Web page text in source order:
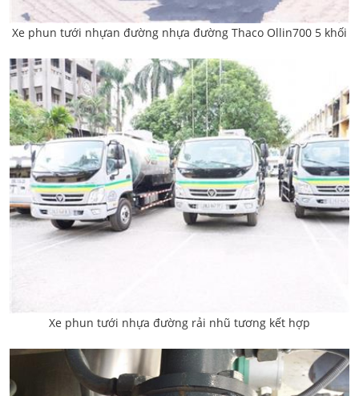
Xe phun tưới nhựan đường nhựa đường Thaco Ollin700 5 khối
Xe phun tưới nhựa đường rải nhũ tương kết hợp